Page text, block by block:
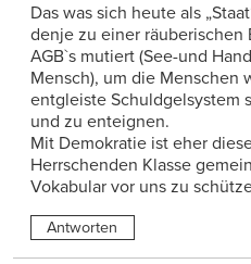
Das was sich heute als
denje zu einer räuberischen
AGB`s mutiert (See-und
Mensch), um die
entgleiste Schuldgelsystem
und zu enteignen.
Mit Demokratie ist eher
Herrschenden Klasse
Vokabular vor uns zu
Antworten